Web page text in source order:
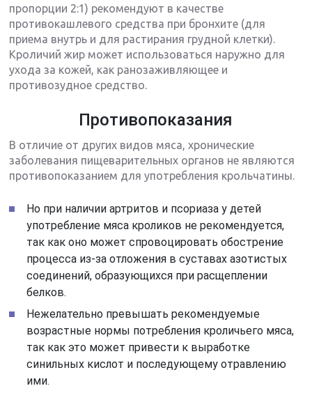
пропорции 2:1) рекомендуют в качестве
противокашлевого средства при бронхите (для
приема внутрь и для растирания грудной клетки).
Кроличий жир может использоваться наружно для
ухода за кожей, как ранозаживляющее и
противозудное средство.
Противопоказания
В отличие от других видов мяса, хронические
заболевания пищеварительных органов не являются
противопоказанием для употребления крольчатины.
Но при наличии артритов и псориаза у детей
употребление мяса кроликов не рекомендуется,
так как оно может спровоцировать обострение
процесса из-за отложения в суставах азотистых
соединений, образующихся при расщеплении
белков.
Нежелательно превышать рекомендуемые
возрастные нормы потребления кроличьего мяса,
так как это может привести к выработке
синильных кислот и последующему отравлению
ими.